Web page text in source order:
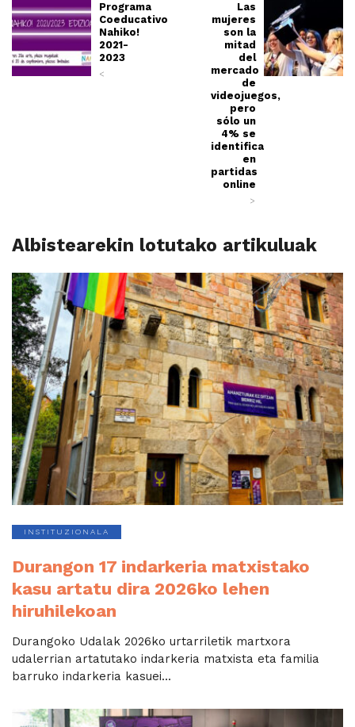
Programa
Coeducativo
Nahiko!
2021-
2023
<
Las
mujeres
son la
mitad
del
mercado
de
videojuegos,
pero
sólo un
4% se
identifica
en
partidas
online
>
Albistearekin lotutako artikuluak
INSTITUZIONALA
Durangon 17 indarkeria matxistako
kasu artatu dira 2026ko lehen
hiruhilekoan
Durangoko Udalak 2026ko urtarriletik martxora
udalerrian artatutako indarkeria matxista eta familia
barruko indarkeria kasuei...